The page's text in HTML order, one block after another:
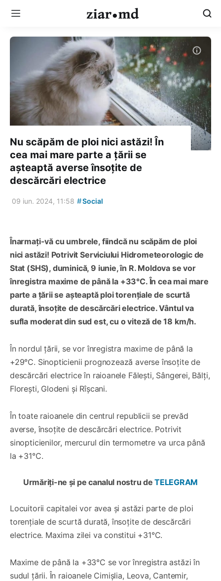
Nu scăpăm de ploi nici astăzi! În
cea mai mare parte a țării se
așteaptă averse însoțite de
descărcări electrice
09 iun. 2024, 11:58 #Social
Înarmați-vă cu umbrele, fiindcă nu scăpăm de ploi
nici astăzi! Potrivit Serviciului Hidrometeorologic de
Stat (SHS), duminică, 9 iunie, în R. Moldova se vor
înregistra maxime de până la +33°C. În cea mai mare
parte a țării se așteaptă ploi torențiale de scurtă
durată, însoțite de descărcări electrice. Vântul va
sufla moderat din sud est, cu o viteză de 18 km/h.
În nordul țării, se vor înregistra maxime de până la
+29°C. Sinopticienii prognozează averse însoțite de
descărcări electrice în raioanele Fălești, Sângerei, Bălți,
Florești, Glodeni și Rîșcani.
În toate raioanele din centrul republicii se prevăd
averse, însoțite de descărcări electrice. Potrivit
sinopticienilor, mercurul din termometre va urca până
la +31°C.
Urmăriți-ne și pe canalul nostru deTELEGRAM
Locuitorii capitalei vor avea și astăzi parte de ploi
torențiale de scurtă durată, însoțite de descărcări
electrice. Maxima zilei va constitui +31°C.
Maxime de până la +33°C se vor înregistra astăzi în
sudul țării. În raioanele Cimișlia, Leova, Cantemir,